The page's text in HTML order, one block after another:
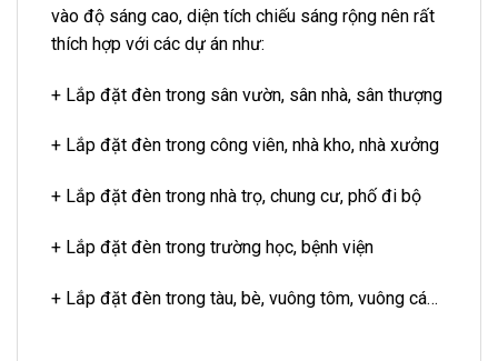
vào độ sáng cao, diện tích chiếu sáng rộng nên rất
thích hợp với các dự án như:
+ Lắp đặt đèn trong sân vườn, sân nhà, sân thượng
+ Lắp đặt đèn trong công viên, nhà kho, nhà xưởng
+ Lắp đặt đèn trong nhà trọ, chung cư, phố đi bộ
+ Lắp đặt đèn trong trường học, bệnh viện
+ Lắp đặt đèn trong tàu, bè, vuông tôm, vuông cá…